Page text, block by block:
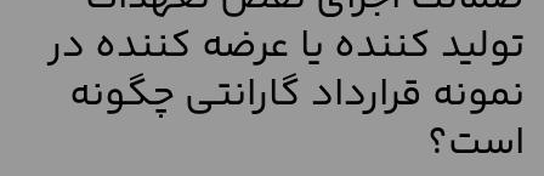
تولید کننده یا عرضه کننده در
نمونه قرارداد گارانتی چگونه
است؟